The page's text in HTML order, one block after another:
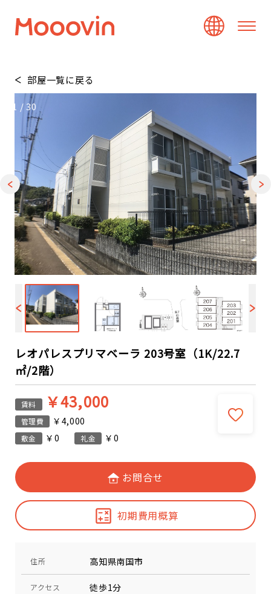
部屋一覧に戻る
1 /30
レオパレスプリマベーラ 203号室（1K/22.7
㎡/2階）
賃料 ￥43,000
管理費 ￥4,000
敷金 ￥0 礼金 ￥0
お問合せ
初期費用概算
住所 高知県南国市
アクセス
徒歩1分